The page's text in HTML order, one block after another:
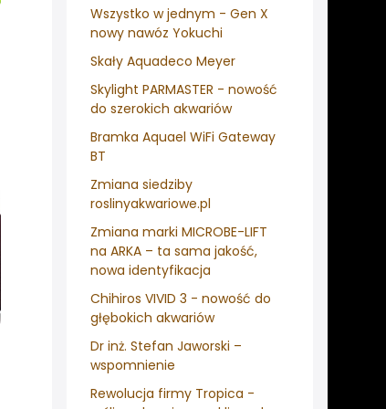
Wszystko w jednym - Gen X
nowy nawóz Yokuchi
Skały Aquadeco Meyer
Skylight PARMASTER - nowość
do szerokich akwariów
Bramka Aquael WiFi Gateway
BT
Zmiana siedziby
roslinyakwariowe.pl
Zmiana marki MICROBE-LIFT
na ARKA – ta sama jakość,
nowa identyfikacja
Chihiros VIVID 3 - nowość do
głębokich akwariów
Dr inż. Stefan Jaworski –
wspomnienie
Rewolucja firmy Tropica -